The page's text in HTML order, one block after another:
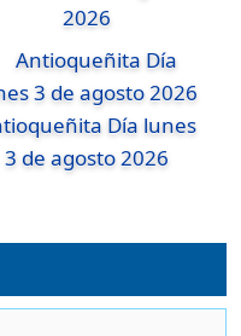
2026
Día lunes
3 de agosto 2026